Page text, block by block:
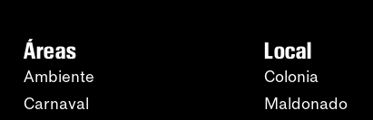
Áreas
Ambiente
Carnaval
Local
Colonia
Maldonado